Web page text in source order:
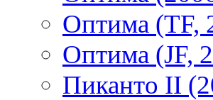
Оптима (TF,
Оптима (JF,
Пиканто II